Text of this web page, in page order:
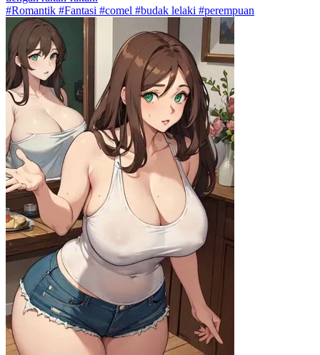
#Romantik #Fantasi #comel #budak lelaki #perempuan